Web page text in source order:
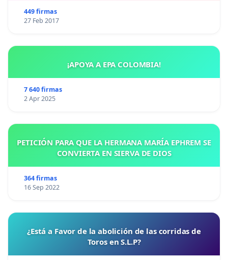
449 firmas
27 Feb 2017
¡APOYA A EPA COLOMBIA!
7 640 firmas
2 Apr 2025
PETICIÓN PARA QUE LA HERMANA MARÍA EPHREM SE
CONVIERTA EN SIERVA DE DIOS
364 firmas
16 Sep 2022
¿Está a Favor de la abolición de las corridas de
Toros en S.L.P?